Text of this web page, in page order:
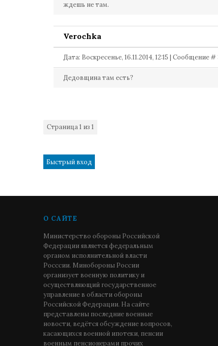
ждешь не там.
Verochka
Дата: Воскресенье, 16.11.2014, 12:15 | Сообщение #
Дедовщина там есть?
Страница1 из 1
О САЙТЕ
Министерство обороны Российской
Федерации является федеральным
органом исполнительной власти
Росссии. Минобороны России
организует военную политику и
осуществляющий государственное
управление в области обороны
Российской Федерации. На сайте
представлены последние военные
новости, ведётся обсуждение вопросов,
касающихся военной ипотеки, пенсии
военным пенсионерами прочих